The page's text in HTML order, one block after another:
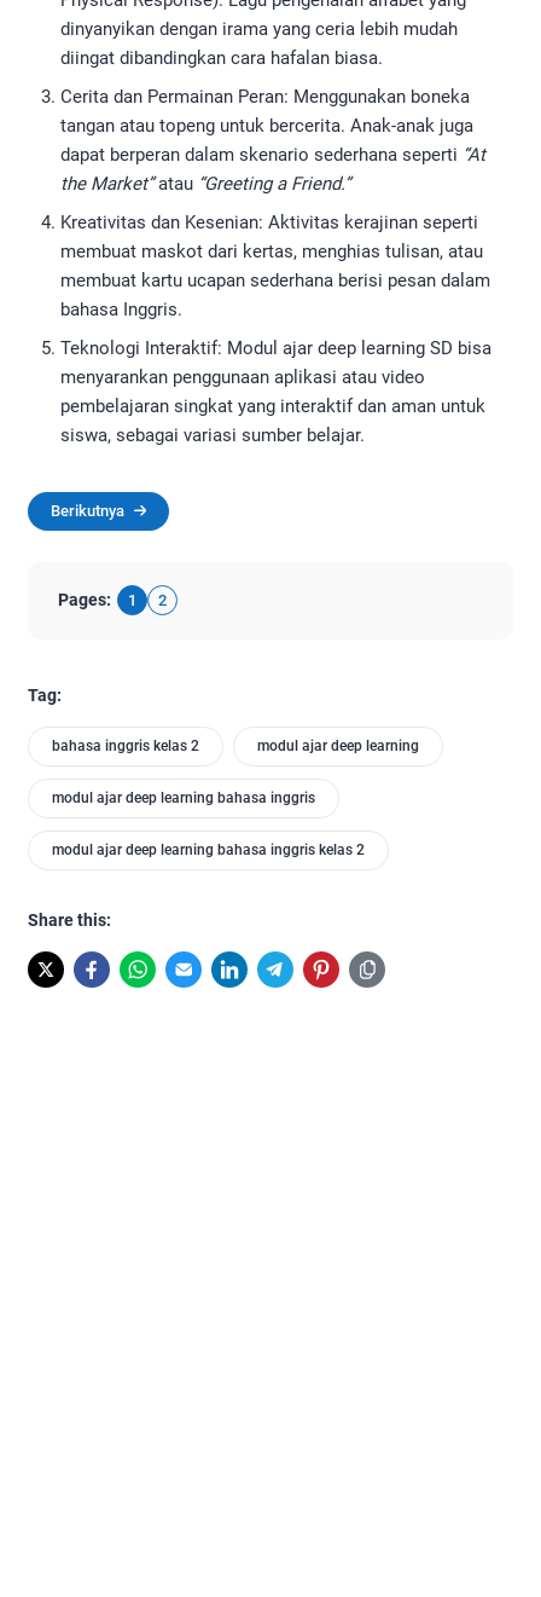
dinyanyikan dengan irama yang ceria lebih mudah
diingat dibandingkan cara hafalan biasa.
Cerita dan Permainan Peran: Menggunakan boneka
tangan atau topeng untuk bercerita. Anak-anak juga
dapat berperan dalam skenario sederhana seperti “At
the Market”atau “Greeting a Friend.”
Kreativitas dan Kesenian: Aktivitas kerajinan seperti
membuat maskot dari kertas, menghias tulisan, atau
membuat kartu ucapan sederhana berisi pesan dalam
bahasa Inggris.
Teknologi Interaktif: Modul ajar deep learning SD bisa
menyarankan penggunaan aplikasi atau video
pembelajaran singkat yang interaktif dan aman untuk
siswa, sebagai variasi sumber belajar.
Berikutnya
Pages: 1 2
Tag:
bahasa inggris kelas 2 modul ajar deep learning
modul ajar deep learning bahasa inggris
modul ajar deep learning bahasa inggris kelas 2
Share this: